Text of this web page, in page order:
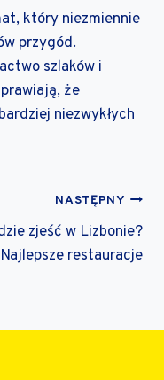
który niezmiennie
przygód.
szlaków i
że
niezwykłych
NASTĘPNY
zjeść w Lizbonie?
Najlepsze restauracje